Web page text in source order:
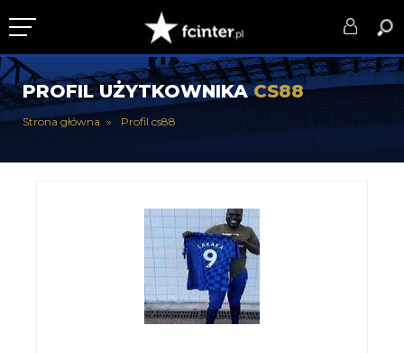
KLUB
DRUŻYNA
PROFIL UŻYTKOWNIKACS88
Strona główna Profil cs88